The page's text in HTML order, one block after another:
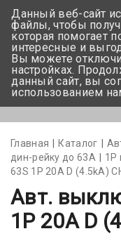
Главная Каталог
дин-рейку до 63А
1Р
63S 1P 20A D (4.5kA)
Авт.
1P 20A D
Данный веб-сайт
файлы, чтобы
которая помогает
интересные и
Вы можете
настройках.
данный сайт, вы
использованием